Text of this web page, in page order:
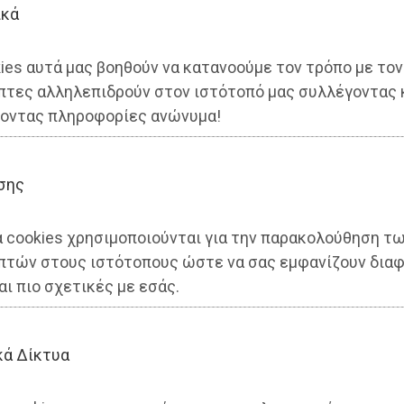
αυτά μας βοηθούν να κατανοούμε τον τρόπο με τον
αλληλεπιδρούν στον ιστότοπό μας συλλέγοντας
πληροφορίες ανώνυμα!
cookies χρησιμοποιούνται για την παρακολούθηση
στους ιστότοπους ώστε να σας εμφανίζουν
πιο σχετικές με εσάς.
Δίκτυα
Ο αφανής µοναχός -